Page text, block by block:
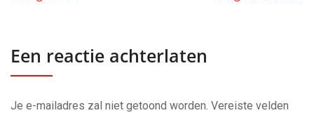
Een reactie achterlaten
Je e-mailadres zal niet getoond worden. Vereiste velden